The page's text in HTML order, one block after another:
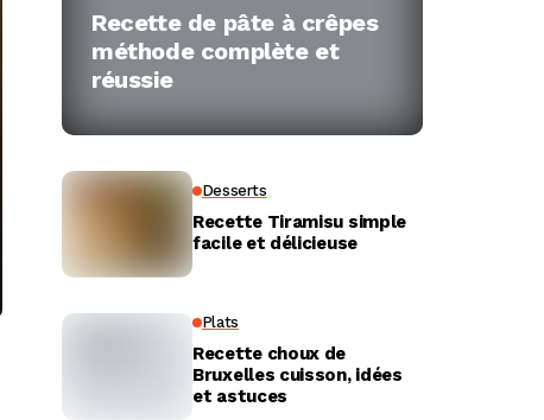
Recette de pâte à crêpes
méthode complète et
réussie
Desserts
Recette Tiramisu simple
facile et délicieuse
Plats
Recette choux de
Bruxelles cuisson, idées
et astuces